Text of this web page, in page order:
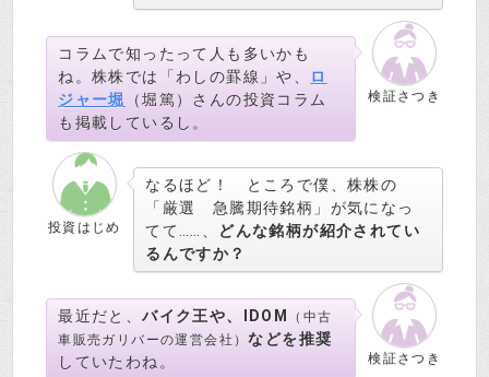
検証さつき
コラムで知ったって人も多いかも
ね。株株では「わしの罫線」や、
ロ
ジャー堀
（堀篤）さんの投資コラム
も掲載しているし。
投資はじめ
なるほど！ ところで僕、株株の
「厳選 急騰期待銘柄」が気になっ
てて……、
どんな銘柄が紹介されてい
るんですか？
検証さつき
最近だと、バイク王や、IDOM
（中古
車販売ガリバーの運営会社）などを推奨
していたわね。